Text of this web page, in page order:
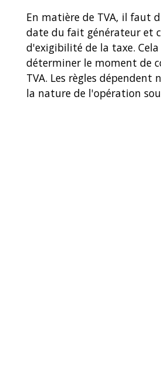
En matière de TVA, il faut
date du fait générateur et
d'exigibilité de la taxe.
déterminer le moment de
TVA. Les règles
la nature de l'opération